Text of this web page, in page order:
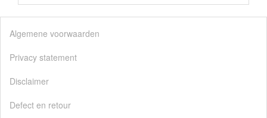
Algemene voorwaarden
Privacy statement
Disclaimer
Defect en retour